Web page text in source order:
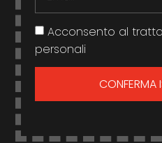
Acconsento al
personali
CONFERMA